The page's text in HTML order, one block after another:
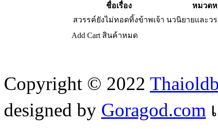
ชื่อเรื่อง
หมวด
สวรรค์ยังไม่ทอดทิ้งข้าพเจ้า นวนิยายและว
Add Cart สินค้าหมด
Copyright © 2022
designed by Goragod.com